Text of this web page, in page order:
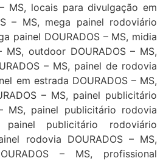
MS, locais para divulgação em
– MS, mega painel rodoviário
painel DOURADOS – MS, midia
MS, outdoor DOURADOS – MS,
– MS, painel de rodovia
em estrada DOURADOS – MS,
– MS, painel publicitário
MS, painel publicitário rodovia
painel publicitário rodoviário
rodovia DOURADOS – MS,
– MS, profissional